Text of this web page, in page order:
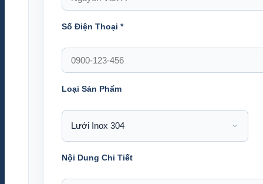
Số Điện Thoại *
Loại Sản Phẩm
Nội Dung Chi Tiết